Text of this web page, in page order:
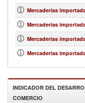
Mercaderías
Mercaderías
Mercaderías
Mercaderías
INDICADOR DEL
COMERCIO